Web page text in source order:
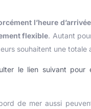
l’heure d’arrivée
flexible. Autant
souhaitent une totale
le lien suivant pour
de mer aussi